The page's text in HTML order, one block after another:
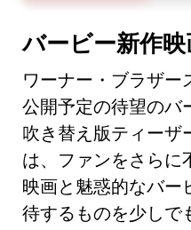
バービー新作
ワーナー・ブラザ
公開予定の待望のバ
吹き替え版ティーザ
は、ファンをさらに
映画と魅惑的なバー
待するものを少しで